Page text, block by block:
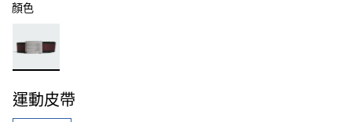
顏色
運動皮帶